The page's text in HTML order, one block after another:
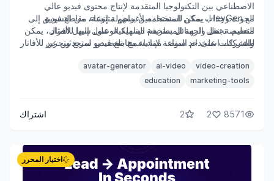
الاصطناعي بين التكنولوجيا المتقدمة لإنتاج محتوى فيديو عالي
الجودة وجذاب يمكن استخدامه لأغراض متنوعة، من التسويق إلى
التعليم. تجعل واجهة المستخدم السهلة الوصول إليها للأفراد
والشركات على حد سواء، مما يسمح بتخصيص سريع وتحرير للأفاتار
مع HeyGen، يمكن للمستخدمين بسهولة إنشاء مقاطع فيديو
مخصصة تنقل الرسائل بطريقة ديناميكية. على سبيل المثال، يمكن
للشركات استخدام المنصة لإنشاء مقاطع فيديو لمتحدثين عن
الاستفادة من هذه الأداة لإنتاج مقاطع فيديو تعليمية تجعل التعلم أكثر
تفاعلية ومتعة للطلاب، مما يجسر الفجوة بين طرق التدريس
video-creation
ai-video
avatar-generator
marketing-tools
education
8571
2
2 اشتراك
اختيار المحرر